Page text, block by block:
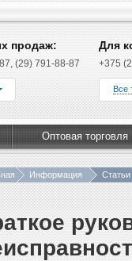
продаж:
(29) 791-88-87
Для
+375
Все
Оптовая торговля
Информация Статьи